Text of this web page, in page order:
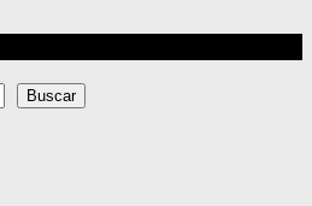
Buscar